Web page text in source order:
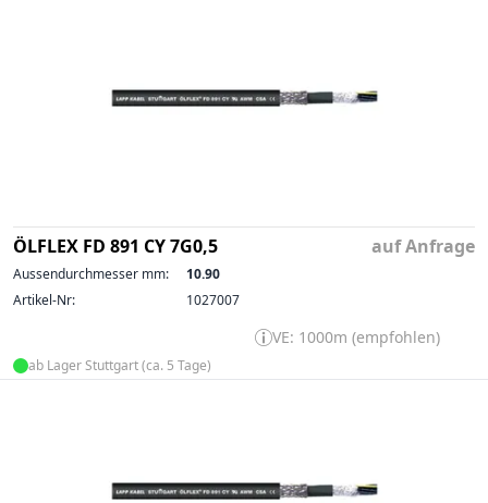
ÖLFLEX FD 891 CY 7G0,5 auf Anfrage
Aussendurchmesser mm:
10.90
Artikel-Nr:
1027007
VE: 1000m (empfohlen)
ab Lager Stuttgart (ca. 5 Tage)